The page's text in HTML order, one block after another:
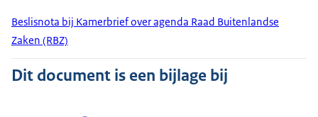
Beslisnota bij Kamerbrief over agenda Raad Buitenlandse
Zaken (RBZ)
Dit document is een bijlage bij